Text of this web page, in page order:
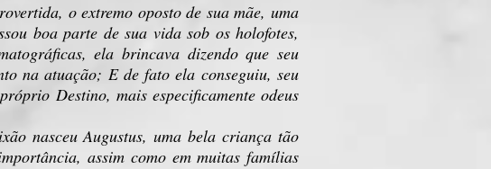
o extremo oposto de sua mãe, uma
boa parte de sua vida sob os holofotes,
ela brincava dizendo que seu
na atuação; E de fato ela conseguiu, seu
Destino, mais especificamente odeus
nasceu Augustus, uma bela criança tão
assim como em muitas famílias